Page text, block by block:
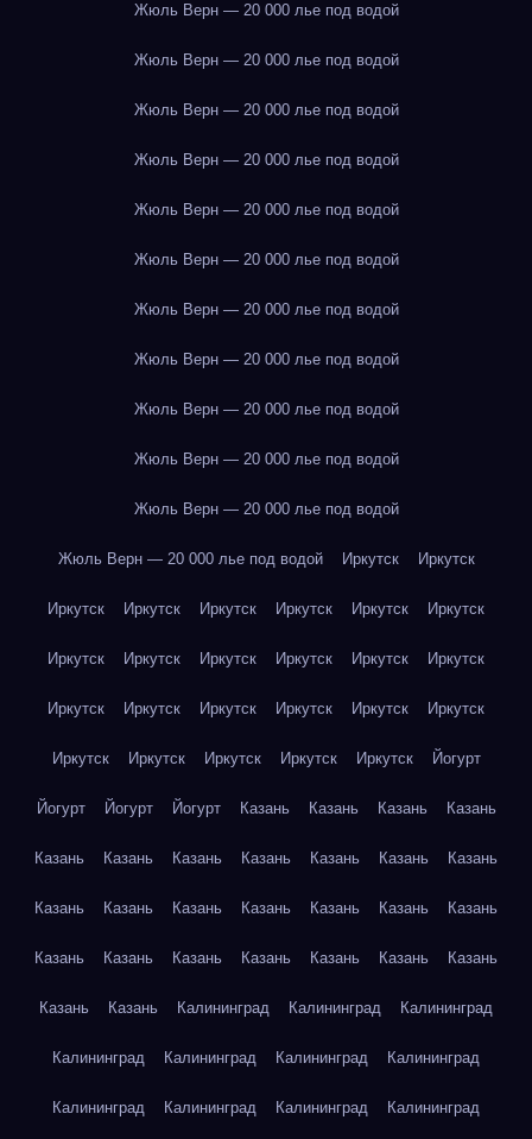
Жюль Верн — 20 000 лье под водой
Жюль Верн — 20 000 лье под водой
Жюль Верн — 20 000 лье под водой
Жюль Верн — 20 000 лье под водой
Жюль Верн — 20 000 лье под водой
Жюль Верн — 20 000 лье под водой
Жюль Верн — 20 000 лье под водой
Жюль Верн — 20 000 лье под водой
Жюль Верн — 20 000 лье под водой
Жюль Верн — 20 000 лье под водой
Жюль Верн — 20 000 лье под водой
Жюль Верн — 20 000 лье под водой Иркутск Иркутск
Иркутск Иркутск Иркутск Иркутск Иркутск Иркутск
Иркутск Иркутск Иркутск Иркутск Иркутск Иркутск
Иркутск Иркутск Иркутск Иркутск Иркутск Иркутск
Иркутск Иркутск Иркутск Иркутск Иркутск Йогурт
Йогурт Йогурт Йогурт Казань Казань Казань Казань
Казань Казань Казань Казань Казань Казань Казань
Казань Казань Казань Казань Казань Казань Казань
Казань Казань Казань Казань Казань Казань Казань
Казань Казань Калининград Калининград Калининград
Калининград Калининград Калининград Калининград
Калининград Калининград Калининград Калининград